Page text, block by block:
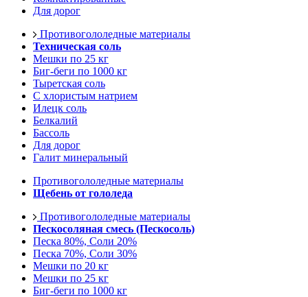
Для дорог
Противогололедные материалы
Техническая соль
Мешки по 25 кг
Биг-беги по 1000 кг
Тыретская соль
С хлористым натрием
Илецк соль
Белкалий
Бассоль
Для дорог
Галит минеральный
Противогололедные материалы
Щебень от гололеда
Противогололедные материалы
Пескосоляная смесь (Пескосоль)
Песка 80%, Соли 20%
Песка 70%, Соли 30%
Мешки по 20 кг
Мешки по 25 кг
Биг-беги по 1000 кг